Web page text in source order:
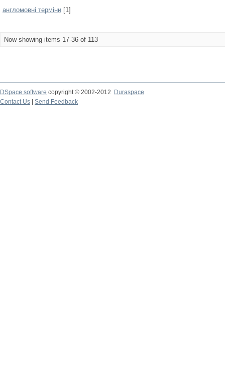
англомовні терміни [1]
Now showing items 17-36 of 113
DSpace software copyright © 2002-2012
Duraspace
Contact Us
Send Feedback